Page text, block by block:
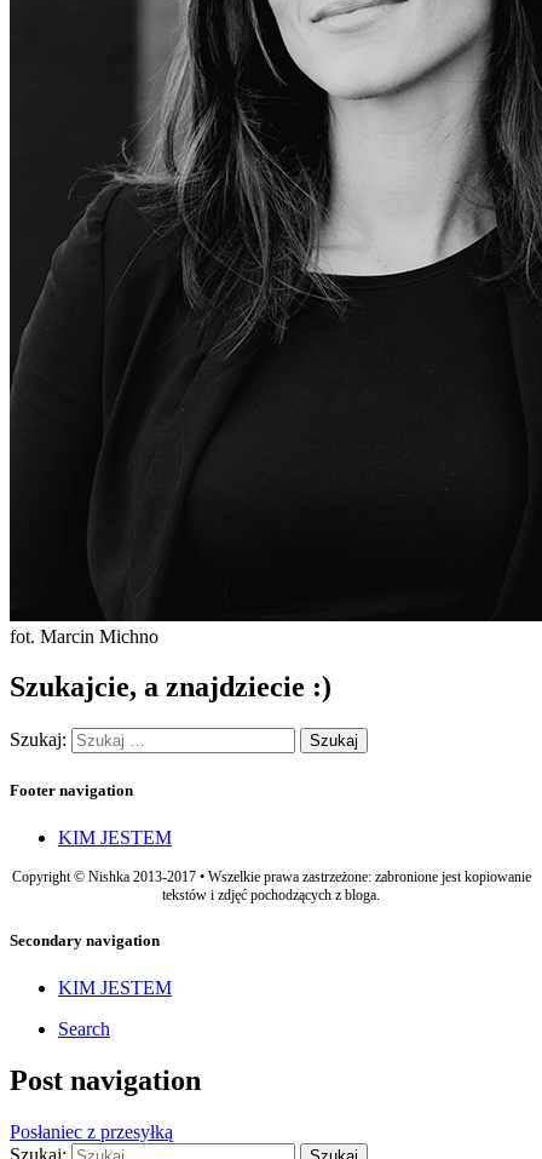
fot. Marcin Michno
Szukajcie, a znajdziecie :)
Szukaj:
Footer navigation
KIM JESTEM
Copyright © Nishka 2013-2017 • Wszelkie prawa zastrzeżone: zabronione jest kopiowanie
tekstów i zdjęć pochodzących z bloga.
Secondary navigation
KIM JESTEM
Search
Post navigation
Posłaniec z przesyłką
Szukaj: